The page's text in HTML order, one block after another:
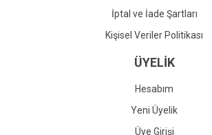
İptal ve İade Şartları
Kişisel Veriler Politikası
ÜYELİK
Hesabım
Yeni Üyelik
Üye Girişi